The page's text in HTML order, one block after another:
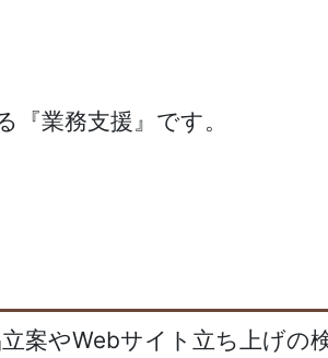
業務支援』です。
案やWebサイト立ち上げ